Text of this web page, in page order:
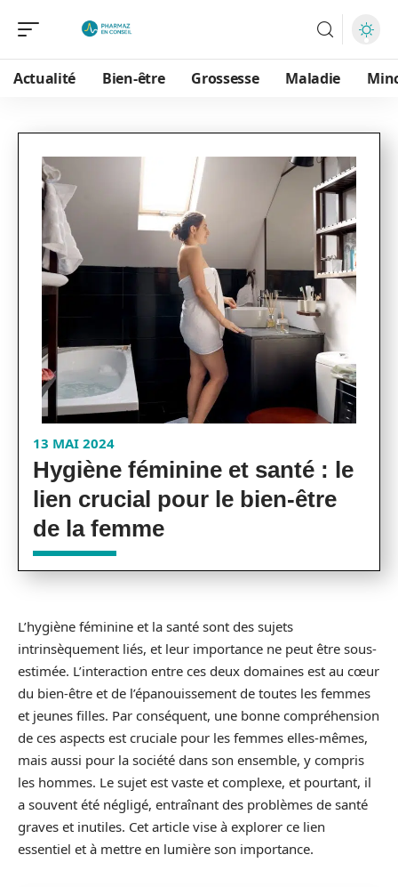
Actualité Bien-être Grossesse Maladie
13 MAI 2024
Hygiène féminine et santé : le
lien crucial pour le bien-être
de la femme
L’hygiène féminine et la santé sont des sujets
intrinsèquement liés, et leur importance ne peut être sous-
estimée. L’interaction entre ces deux domaines est au cœur
du bien-être et de l’épanouissement de toutes les femmes
et jeunes filles. Par conséquent, une bonne compréhension
de ces aspects est cruciale pour les femmes elles-mêmes,
mais aussi pour la société dans son ensemble, y compris
les hommes. Le sujet est vaste et complexe, et pourtant, il
a souvent été négligé, entraînant des problèmes de santé
graves et inutiles. Cet article vise à explorer ce lien
essentiel et à mettre en lumière son importance.